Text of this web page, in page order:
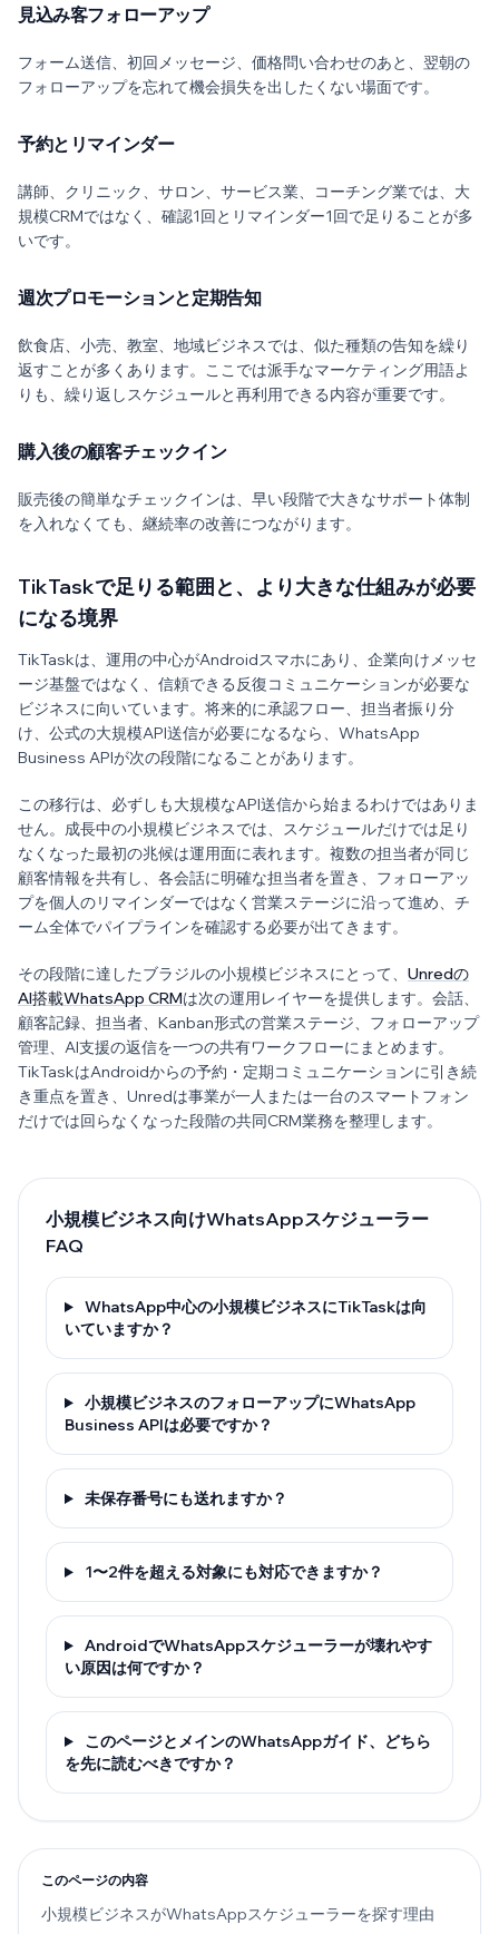
見込み客フォローアップ
フォーム送信、初回メッセージ、価格問い合わせのあと、翌朝の
フォローアップを忘れて機会損失を出したくない場面です。
予約とリマインダー
講師、クリニック、サロン、サービス業、コーチング業では、大
規模CRMではなく、確認1回とリマインダー1回で足りることが多
いです。
週次プロモーションと定期告知
飲食店、小売、教室、地域ビジネスでは、似た種類の告知を繰り
返すことが多くあります。ここでは派手なマーケティング用語よ
りも、繰り返しスケジュールと再利用できる内容が重要です。
購入後の顧客チェックイン
販売後の簡単なチェックインは、早い段階で大きなサポート体制
を入れなくても、継続率の改善につながります。
TikTaskで足りる範囲と、より大きな仕組みが必要
になる境界
TikTaskは、運用の中心がAndroidスマホにあり、企業向けメッセ
ージ基盤ではなく、信頼できる反復コミュニケーションが必要な
ビジネスに向いています。将来的に承認フロー、担当者振り分
け、公式の大規模API送信が必要になるなら、WhatsApp
Business APIが次の段階になることがあります。
この移行は、必ずしも大規模なAPI送信から始まるわけではありま
せん。成長中の小規模ビジネスでは、スケジュールだけでは足り
なくなった最初の兆候は運用面に表れます。複数の担当者が同じ
顧客情報を共有し、各会話に明確な担当者を置き、フォローアッ
プを個人のリマインダーではなく営業ステージに沿って進め、チ
ーム全体でパイプラインを確認する必要が出てきます。
その段階に達したブラジルの小規模ビジネスにとって、 Unredの
AI搭載WhatsApp CRMは次の運用レイヤーを提供します。会話、
顧客記録、担当者、Kanban形式の営業ステージ、フォローアップ
管理、AI支援の返信を一つの共有ワークフローにまとめます。
TikTaskはAndroidからの予約・定期コミュニケーションに引き続
き重点を置き、Unredは事業が一人または一台のスマートフォン
だけでは回らなくなった段階の共同CRM業務を整理します。
小規模ビジネス向けWhatsAppスケジューラー
FAQ
WhatsApp中心の小規模ビジネスにTikTaskは向
いていますか？
小規模ビジネスのフォローアップにWhatsApp
Business APIは必要ですか？
未保存番号にも送れますか？
1〜2件を超える対象にも対応できますか？
AndroidでWhatsAppスケジューラーが壊れやす
い原因は何ですか？
このページとメインのWhatsAppガイド、どちら
を先に読むべきですか？
このページの内容
小規模ビジネスがWhatsAppスケジューラーを探す理由